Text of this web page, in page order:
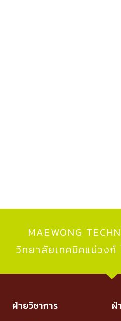
MAEWONG
วิทยาลัยเทคนิคแม่วง
ฝ่
ฝ่ายวิชาการ